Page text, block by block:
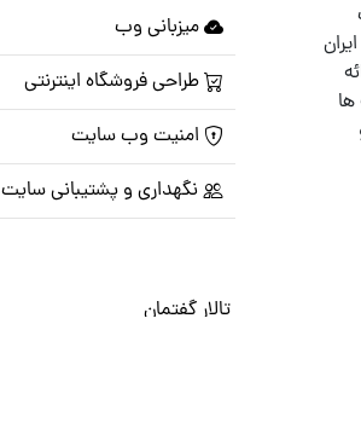
میزبانی وب
طراحی فروشگاه اینترنتی
امنیت وب سایت
نگهداری و پشتیبانی سایت
تالار گفتمان